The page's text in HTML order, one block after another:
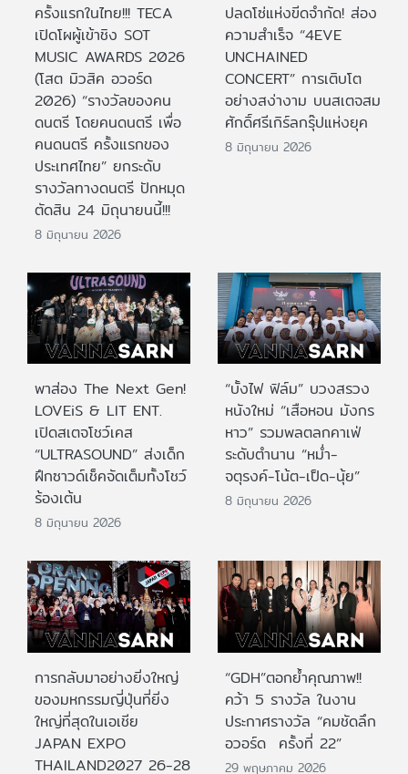
ครั้งแรกในไทย!!! TECA
เปิดโผผู้เข้าชิง SOT
MUSIC AWARDS 2026
(โสต มิวสิค อวอร์ด
2026) “รางวัลของคน
ดนตรี โดยคนดนตรี เพื่อ
คนดนตรี ครั้งแรกของ
ประเทศไทย” ยกระดับ
รางวัลทางดนตรี ปักหมุด
ตัดสิน 24 มิถุนายนนี้!!!
8 มิถุนายน 2026
ปลดโซ่แห่งขีดจำกัด! ส่อง
ความสำเร็จ “4EVE
UNCHAINED
CONCERT” การเติบโต
อย่างสง่างาม บนสเตจสม
ศักดิ์ศรีเกิร์ลกรุ๊ปแห่งยุค
8 มิถุนายน 2026
พาส่อง The Next Gen!
LOVEiS & LIT ENT.
เปิดสเตจโชว์เคส
“ULTRASOUND” ส่งเด็ก
ฝึกซาวด์เช็คจัดเต็มทั้งโชว์
ร้องเต้น
8 มิถุนายน 2026
“บั้งไฟ ฟิล์ม” บวงสรวง
หนังใหม่ “เสือหอน มังกร
หาว” รวมพลตลกคาเฟ่
ระดับตำนาน “หม่ำ-
จตุรงค์-โน้ต-เป็ด-นุ้ย”
8 มิถุนายน 2026
การกลับมาอย่างยิ่งใหญ่
ของมหกรรมญี่ปุ่นที่ยิ่ง
ใหญ่ที่สุดในเอเชีย
JAPAN EXPO
THAILAND2027 26-28
“GDH”ตอกย้ำคุณภาพ!!
คว้า 5 รางวัล ในงาน
ประกาศรางวัล “คมชัดลึก
อวอร์ด ครั้งที่ 22”
29 พฤษภาคม 2026